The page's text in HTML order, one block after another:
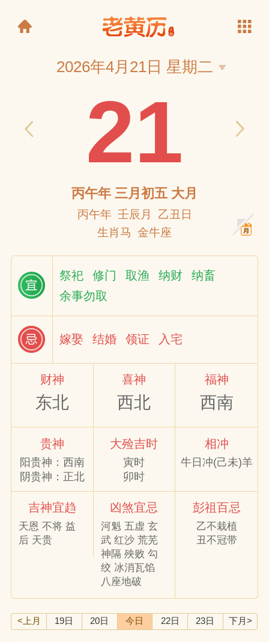
老黄历
网
2026年4月21日 星期二
21
丙午年 三月初五 大月
丙午年 壬辰月 乙丑日
生肖马 金牛座
祭祀 修门 取渔 纳财
纳畜
余事勿取
嫁娶 结婚 领证 入宅
财神
东北
喜神
西北
福神
西南
贵神
阳贵神：西南
阴贵神：正北
大殓吉时
寅时
卯时
相冲
牛日冲(己未)羊
吉神宜趋
天恩 不将 益
后 天贵
凶煞宜忌
河魁 五虚 玄
武 红沙 荒芜
神隔 殃败 勾
绞 冰消瓦馅
八座地破
彭祖百忌
乙不栽植
丑不冠带
<上月 19日 20日 今日 22日 23日 下月>